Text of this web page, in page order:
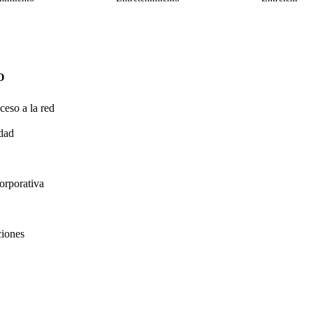
a la red